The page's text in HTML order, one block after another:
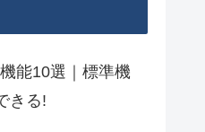
能10選｜標準機
きる!